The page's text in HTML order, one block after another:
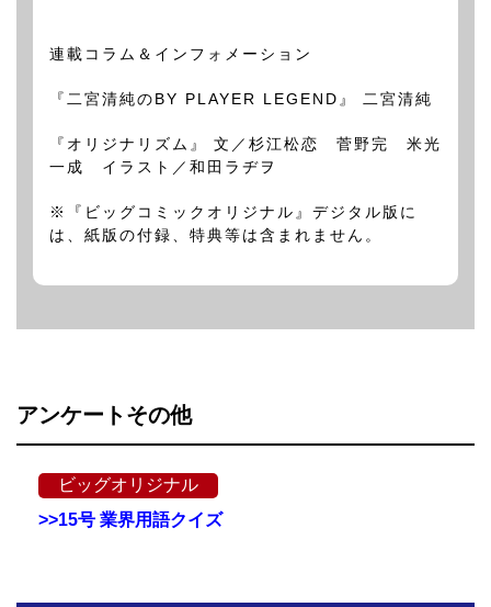
連載コラム＆インフォメーション
『二宮清純のBY PLAYER LEGEND』 二宮清純
『オリジナリズム』 文／杉江松恋 菅野完 米光
一成 イラスト／和田ラヂヲ
※『ビッグコミックオリジナル』デジタル版に
は、紙版の付録、特典等は含まれません。
アンケートその他
ビッグオリジナル
>>15号 業界用語クイズ